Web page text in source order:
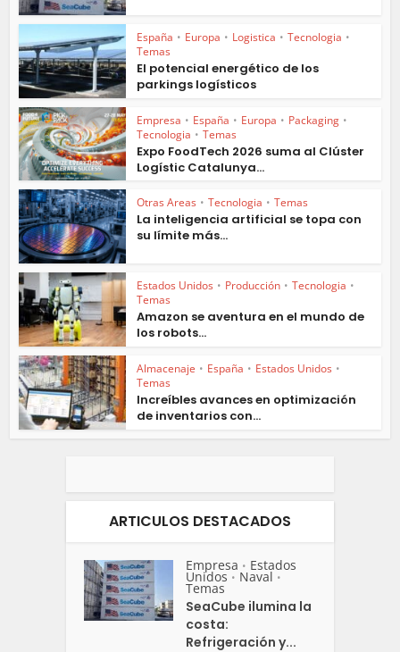
España • Europa • Logistica • Tecnologia •
Temas
El potencial energético de los
parkings logísticos
Empresa • España • Europa • Packaging •
Tecnologia • Temas
Expo FoodTech 2026 suma al Clúster
Logístic Catalunya...
Otras Areas • Tecnologia • Temas
La inteligencia artificial se topa con
su límite más...
Estados Unidos • Producción • Tecnologia •
Temas
Amazon se aventura en el mundo de
los robots...
Almacenaje • España • Estados Unidos •
Temas
Increíbles avances en optimización
de inventarios con...
ARTICULOS DESTACADOS
Empresa • Estados
Unidos • Naval •
Temas
SeaCube ilumina la
costa:
Refrigeración y...